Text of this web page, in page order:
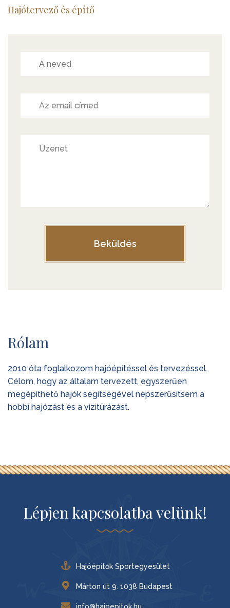
Hajótervező és építő
Rólam
2010 óta foglalkozom hajóépítéssel és tervezéssel.
Célom, hogy az általam tervezett, egyszerűen
megépíthető hajók segítségével népszerűsítsem a
hobbi hajózást és a vízitúrázást.
Lépjen kapcsolatba velünk!
Hajóépítők Sportegyesület
Márton út 9. 1038 Budapest